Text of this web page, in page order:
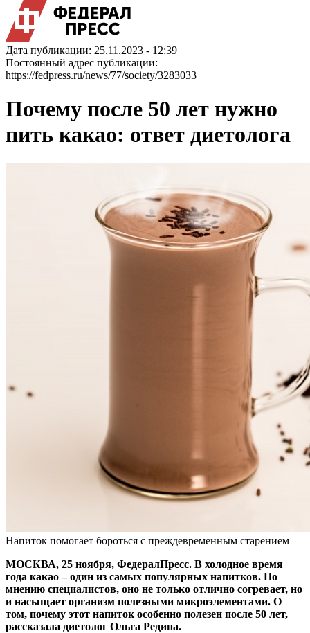
Дата публикации: 25.11.2023 - 12:39
Постоянный адрес публикации:
https://fedpress.ru/news/77/society/3283033
Почему после 50 лет нужно
пить какао: ответ диетолога
Напиток помогает бороться с преждевременным старением
МОСКВА, 25 ноября, ФедералПресс. В холодное время
года какао – один из самых популярных напитков. По
мнению специалистов, оно не только отлично согревает, но
и насыщает организм полезными микроэлементами. О
том, почему этот напиток особенно полезен после 50 лет,
рассказала диетолог Ольга Редина.